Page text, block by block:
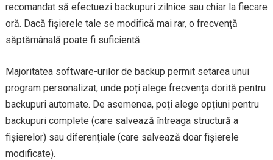
recomandat să efectuezi backupuri zilnice sau chiar la fiecare
oră. Dacă fișierele tale se modifică mai rar, o frecvență
săptămânală poate fi suficientă.
Majoritatea software-urilor de backup permit setarea unui
program personalizat, unde poți alege frecvența dorită pentru
backupuri automate. De asemenea, poți alege opțiuni pentru
backupuri complete (care salvează întreaga structură a
fișierelor) sau diferențiale (care salvează doar fișierele
modificate).